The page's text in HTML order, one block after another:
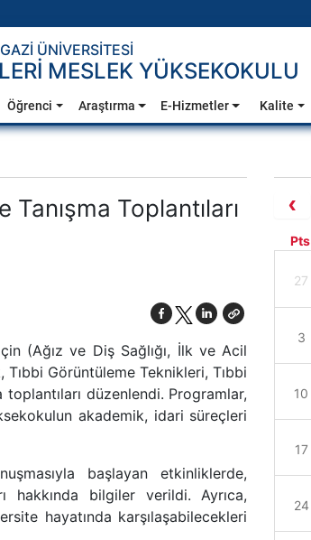
GAZİ ÜNİVERSİTESİ
MESLEK YÜKSEKOKULU
Öğrenci Araştırma E-Hizmetler Kalite
Toplantıları
(Ağız ve Diş Sağlığı, İlk ve Acil
Görüntüleme Teknikleri, Tıbbi
toplantıları düzenlendi. Programlar,
akademik, idari süreçleri
başlayan etkinliklerde,
hakkında bilgiler verildi. Ayrıca,
hayatında karşılaşabilecekleri
Pts
27
3
10
17
24